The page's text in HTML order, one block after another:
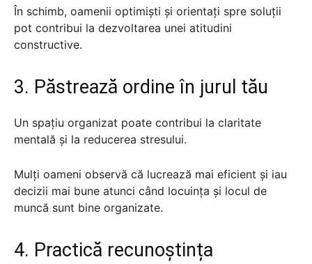
În schimb, oamenii optimiști și orientați spre soluții
pot contribui la dezvoltarea unei atitudini
constructive.
3. Păstrează ordine în jurul tău
Un spațiu organizat poate contribui la claritate
mentală și la reducerea stresului.
Mulți oameni observă că lucrează mai eficient și iau
decizii mai bune atunci când locuința și locul de
muncă sunt bine organizate.
4. Practică recunoștința